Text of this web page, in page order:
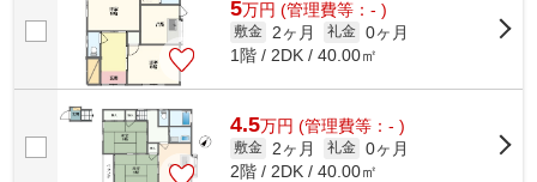
5万円 (管理費等：- )
敷金 2ヶ月 礼金 0ヶ月
1階 / 2DK / 40.00㎡
4.5万円 (管理費等：- )
敷金 2ヶ月 礼金 0ヶ月
2階 / 2DK / 40.00㎡